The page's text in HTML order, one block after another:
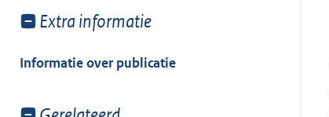
Toon
van:
Extra informatie
Informatie over publicatie